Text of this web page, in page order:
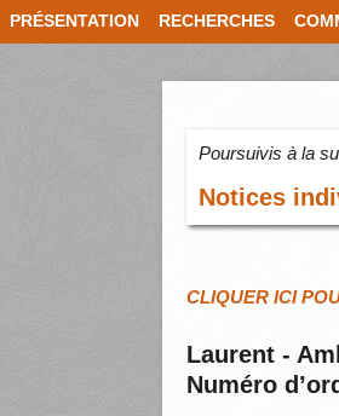
PRÉSENTATION RECHERCHES
Poursuivis à la
Notices
CLIQUER ICI
Laurent -
Numéro